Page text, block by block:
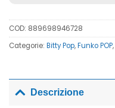
COD: 889698946728
Categorie: Bitty Pop,Funko POP,
Descrizione